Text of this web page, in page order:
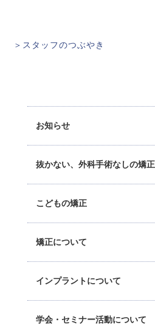
＞スタッフのつぶやき
お知らせ
抜かない、外科手術なしの矯正
こどもの矯正
矯正について
インプラントについて
学会・セミナー活動について